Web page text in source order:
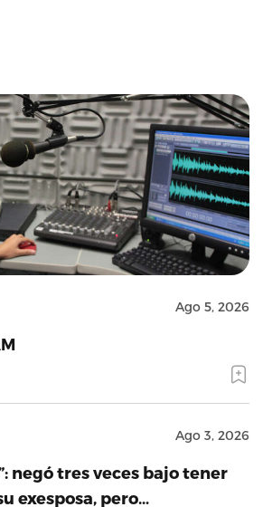
Ago 5, 2026
Ago 3, 2026
negó tres veces bajo tener
exesposa, pero…